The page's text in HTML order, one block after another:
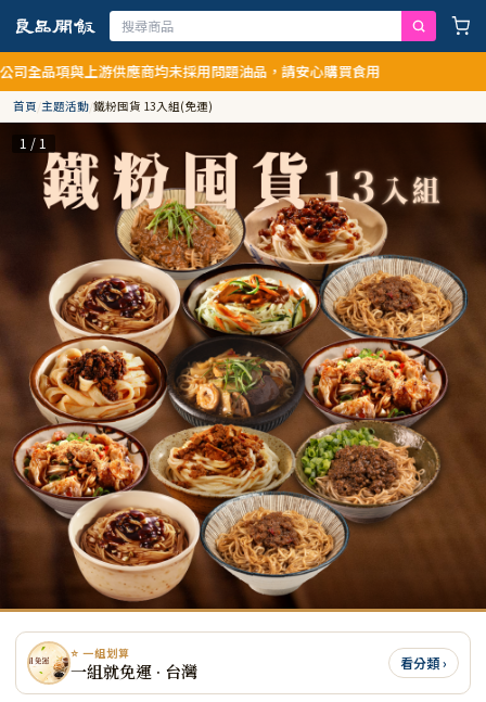
上游供應商均未採用問題油品，請安心購買食用
首頁/主題活動/鐵粉囤貨 13入組(免運)
1 / 1
⭐ 一組划算
一組就免運 · 台灣 看分類 ›